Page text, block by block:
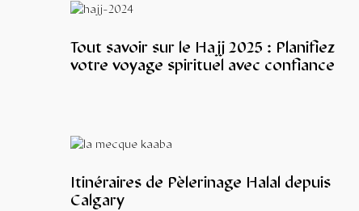
Tout savoir sur le Hajj 2025 : Planifiez
votre voyage spirituel avec confiance
Itinéraires de Pèlerinage Halal depuis
Calgary